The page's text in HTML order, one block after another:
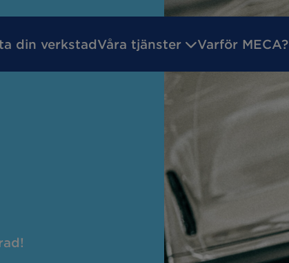
din verkstadVåra tjänster
Byta bromsar
Varför MECA?